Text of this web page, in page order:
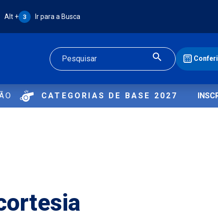
Atalho Alt + 3:
Alt + 3 Ir para a Busca
Buscar
CATEGORIAS DE BASE 2027